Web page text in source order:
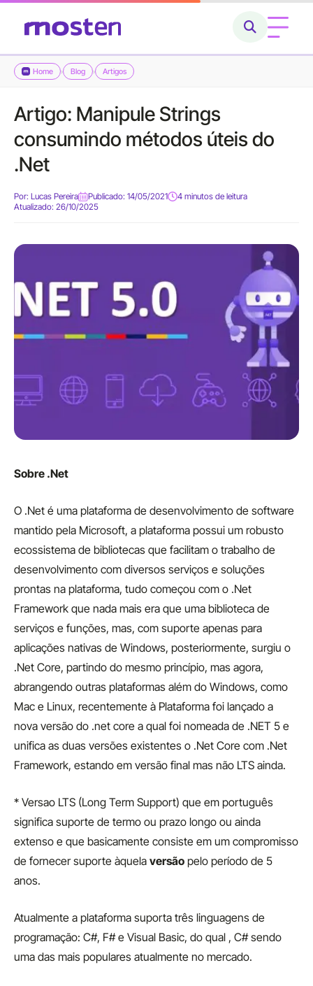
Conheça a Mosten
O que fazemos
Cases
Home › Blog › Artigos
Artigo: Manipule Strings
consumindo métodos úteis do
.Net
Por: Lucas Pereira Publicado: 14/05/2021
4 minutos de leitura
Atualizado: 26/10/2025
Sobre .Net
O .Net é uma plataforma de desenvolvimento de software
mantido pela Microsoft, a plataforma possui um robusto
ecossistema de bibliotecas que facilitam o trabalho de
desenvolvimento com diversos serviços e soluções
prontas na plataforma, tudo começou com o .Net
Framework que nada mais era que uma biblioteca de
serviços e funções, mas, com suporte apenas para
aplicações nativas de Windows, posteriormente, surgiu o
.Net Core, partindo do mesmo princípio, mas agora,
abrangendo outras plataformas além do Windows, como
Mac e Linux, recentemente à Plataforma foi lançado a
nova versão do .net core a qual foi nomeada de .NET 5 e
unifica as duas versões existentes o .Net Core com .Net
Framework, estando em versão final mas não LTS ainda.
* Versao LTS (Long Term Support) que em português
significa suporte de termo ou prazo longo ou ainda
extenso e que basicamente consiste em um compromisso
de fornecer suporte àquela versão pelo período de 5
anos.
Atualmente a plataforma suporta três linguagens de
programação: C#, F# e Visual Basic, do qual , C# sendo
uma das mais populares atualmente no mercado.